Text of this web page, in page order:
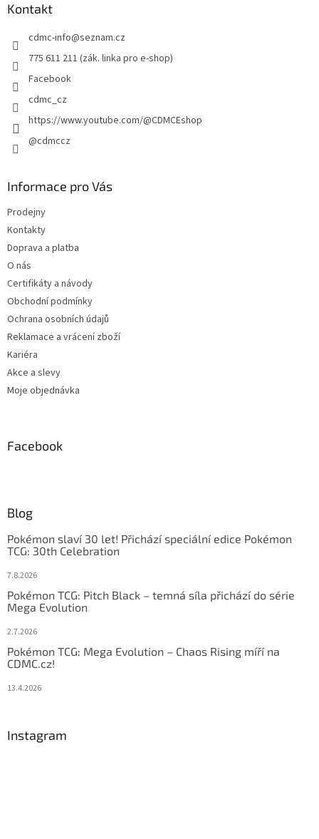
Kontakt
cdmc-info@seznam.cz
775 611 211 (zák. linka pro e-shop)
Facebook
cdmc_cz
https://www.youtube.com/@CDMCEshop
@cdmccz
Informace pro Vás
Prodejny
Kontakty
Doprava a platba
O nás
Certifikáty a návody
Obchodní podmínky
Ochrana osobních údajů
Reklamace a vrácení zboží
Kariéra
Akce a slevy
Moje objednávka
Facebook
Blog
Pokémon slaví 30 let! Přichází speciální edice Pokémon
TCG: 30th Celebration
7.8.2026
Pokémon TCG: Pitch Black – temná síla přichází do série
Mega Evolution
2.7.2026
Pokémon TCG: Mega Evolution – Chaos Rising míří na
CDMC.cz!
13.4.2026
Instagram